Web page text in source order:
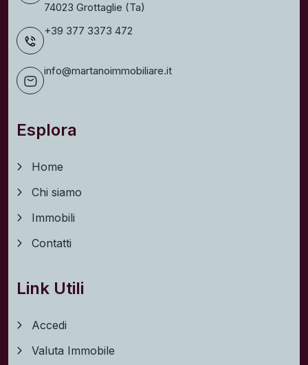
74023 Grottaglie (Ta)
+39 377 3373 472
info@martanoimmobiliare.it
Esplora
Home
Chi siamo
Immobili
Contatti
Link Utili
Accedi
Valuta Immobile